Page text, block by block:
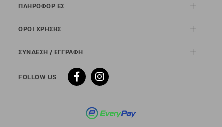
ΠΛΗΡΟΦΟΡΙΕΣ
ΟΡΟΙ ΧΡΗΣΗΣ
ΣΥΝΔΕΣΗ / ΕΓΓΡΑΦΗ
FOLLOW US